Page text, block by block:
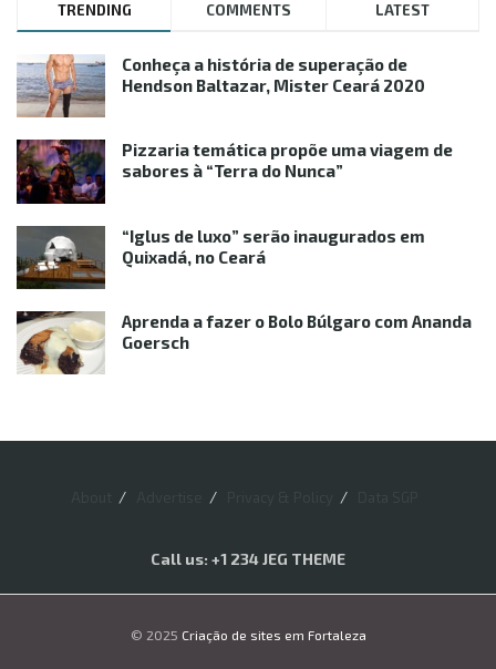
TRENDING COMMENTS LATEST
Conheça a história de superação de
Hendson Baltazar, Mister Ceará 2020
Pizzaria temática propõe uma viagem de
sabores à “Terra do Nunca”
“Iglus de luxo” serão inaugurados em
Quixadá, no Ceará
Aprenda a fazer o Bolo Búlgaro com Ananda
Goersch
Call us: +1 234 JEG THEME
© 2025 Criação de sites em Fortaleza